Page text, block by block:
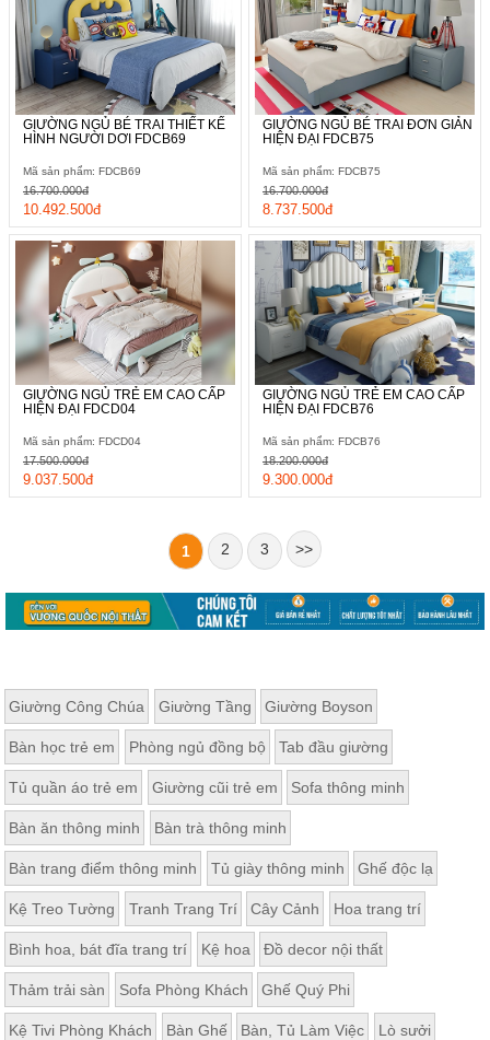
GIƯỜNG NGỦ BÉ TRAI THIẾT KẾ
HÌNH NGƯỜI DƠI FDCB69
Mã sản phẩm: FDCB69
10.492.500đ
16.700.000đ
GIƯỜNG NGỦ BÉ TRAI ĐƠN GIẢN
HIỆN ĐẠI FDCB75
Mã sản phẩm: FDCB75
8.737.500đ
16.700.000đ
GIƯỜNG NGỦ TRẺ EM CAO CẤP
HIỆN ĐẠI FDCD04
Mã sản phẩm: FDCD04
9.037.500đ
17.500.000đ
GIƯỜNG NGỦ TRẺ EM CAO CẤP
HIỆN ĐẠI FDCB76
Mã sản phẩm: FDCB76
9.300.000đ
18.200.000đ
1 2 3 >>
Giường Công Chúa Giường Tầng Giường Boyson
Bàn học trẻ em Phòng ngủ đồng bộ Tab đầu giường
Tủ quần áo trẻ em Giường cũi trẻ em Sofa thông minh
Bàn ăn thông minh Bàn trà thông minh
Bàn trang điểm thông minh Tủ giày thông minh Ghế độc lạ
Kệ Treo Tường Tranh Trang Trí Cây Cảnh Hoa trang trí
Bình hoa, bát đĩa trang trí Kệ hoa Đồ decor nội thất
Thảm trải sàn Sofa Phòng Khách Ghế Quý Phi
Kệ Tivi Phòng Khách Bàn Ghế Bàn, Tủ Làm Việc Lò sưởi